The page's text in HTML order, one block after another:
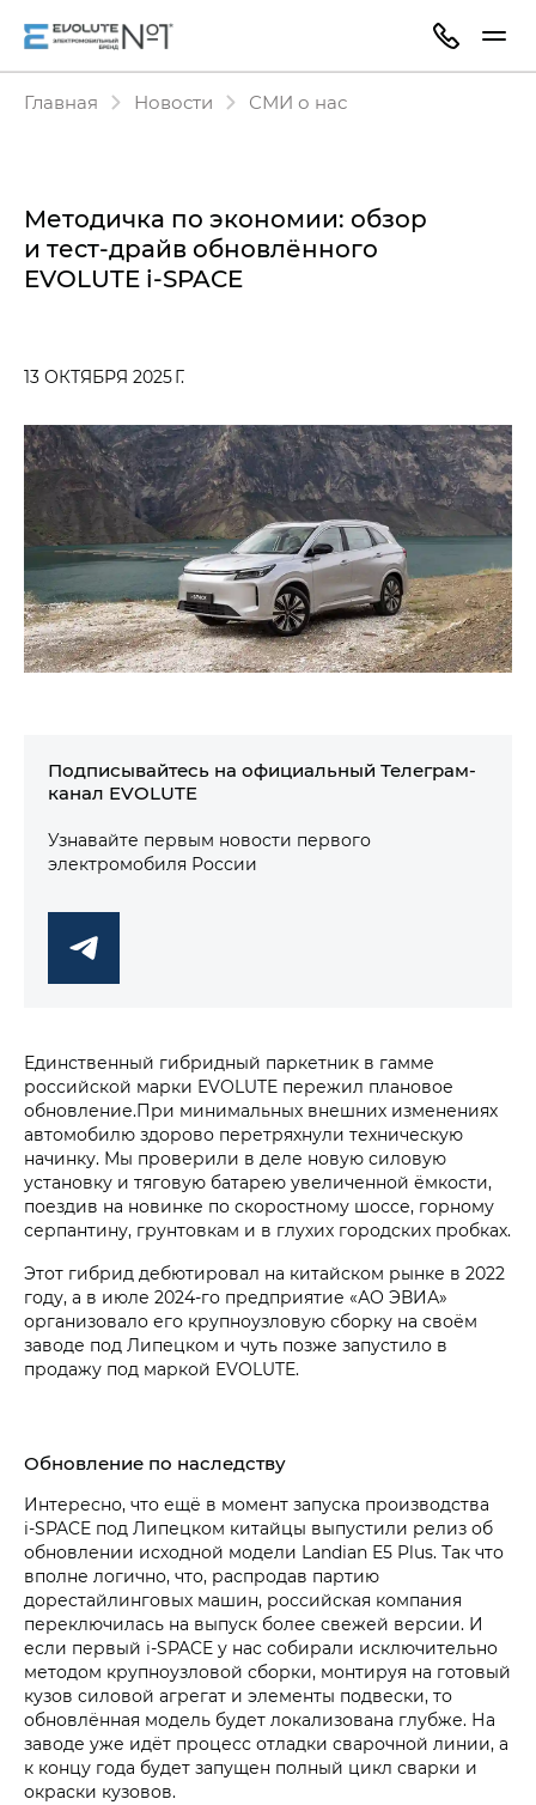
Главная Новости СМИ о нас
Методичка по экономии: обзор
и тест-драйв обновлённого
EVOLUTE i‑SPACE
13 ОКТЯБРЯ 2025 Г.
Подписывайтесь на официальный Телеграм-
канал EVOLUTE
Узнавайте первым новости первого
электромобиля России
Единственный гибридный паркетник в гамме
российской марки EVOLUTE пережил плановое
обновление.При минимальных внешних изменениях
автомобилю здорово перетряхнули техническую
начинку. Мы проверили в деле новую силовую
установку и тяговую батарею увеличенной ёмкости,
поездив на новинке по скоростному шоссе, горному
серпантину, грунтовкам и в глухих городских пробках.
Этот гибрид дебютировал на китайском рынке в 2022
году, а в июле 2024-го предприятие «АО ЭВИА»
организовало его крупноузловую сборку на своём
заводе под Липецком и чуть позже запустило в
продажу под маркой EVOLUTE.
Обновление по наследству
Интересно, что ещё в момент запуска производства
i‑SPACE под Липецком китайцы выпустили релиз об
обновлении исходной модели Landian E5 Plus. Так что
вполне логично, что, распродав партию
дорестайлинговых машин, российская компания
переключилась на выпуск более свежей версии. И
если первый i‑SPACE у нас собирали исключительно
методом крупноузловой сборки, монтируя на готовый
кузов силовой агрегат и элементы подвески, то
обновлённая модель будет локализована глубже. На
заводе уже идёт процесс отладки сварочной линии, а
к концу года будет запущен полный цикл сварки и
окраски кузовов.